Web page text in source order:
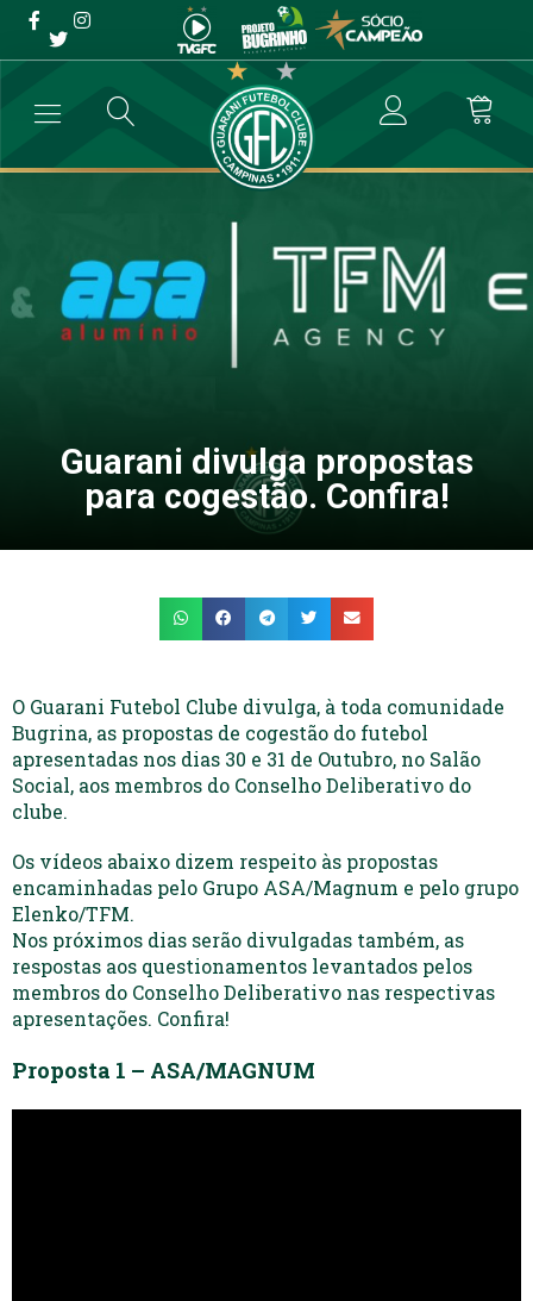
Guarani divulga propostas
para cogestão. Confira!
→ Destaque → Guarani divulga propostas para cogestão. Confira!
Guarani divulga propostas
para cogestão. Confira!
O Guarani Futebol Clube divulga, à toda comunidade
Bugrina, as propostas de cogestão do futebol
apresentadas nos dias 30 e 31 de Outubro, no Salão
Social, aos membros do Conselho Deliberativo do
clube.
Os vídeos abaixo dizem respeito às propostas
encaminhadas pelo Grupo ASA/Magnum e pelo grupo
Elenko/TFM.
Nos próximos dias serão divulgadas também, as
respostas aos questionamentos levantados pelos
membros do Conselho Deliberativo nas respectivas
apresentações. Confira!
Proposta 1 – ASA/MAGNUM